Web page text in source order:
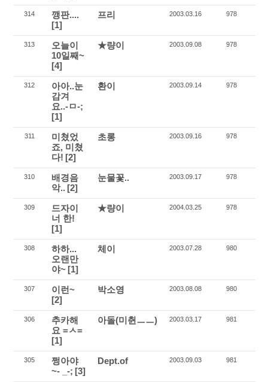
314
깽판....
[1]
프리 2003.03.16 978
313
오늘이
10일째~
[4]
★량이 2003.09.08 978
312
아아..눈
감겨
요..-ㅁ-;
[1]
환이 2003.09.14 978
311
미쳤었
죠, 미쳤
다! [2]
초롱 2003.09.16 978
310
배경음
악.. [2]
눈물꽃.. 2003.09.17 978
309
드자이
너 한!
[1]
★량이 2004.03.25 978
308
하하...
오랜만
야~ [1]
체이 2003.07.28 980
307
이런~
[2]
박소영 2003.08.08 980
306
추카해
요 =ㅅ=
[1]
아돌(미췬ㅡㅡ) 2003.03.17 981
305
쩡아야
~- _-; [3]
Dept.of 2003.09.03 981